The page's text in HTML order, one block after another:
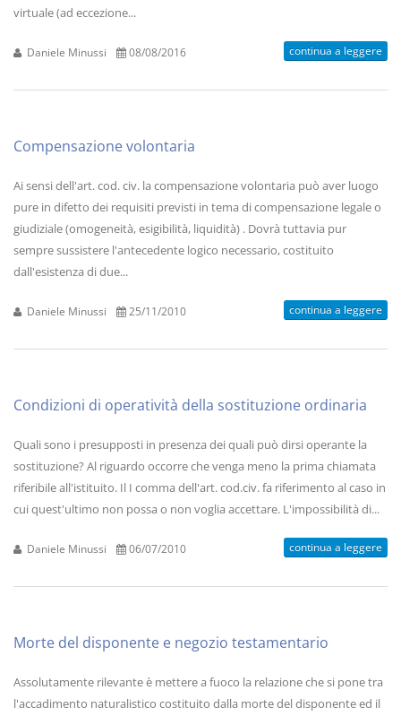
virtuale (ad eccezione...
Daniele Minussi 08/08/2016 continua a leggere
Compensazione volontaria
Ai sensi dell'art. cod. civ. la compensazione volontaria può aver luogo
pure in difetto dei requisiti previsti in tema di compensazione legale o
giudiziale (omogeneità, esigibilità, liquidità) . Dovrà tuttavia pur
sempre sussistere l'antecedente logico necessario, costituito
dall'esistenza di due...
Daniele Minussi 25/11/2010 continua a leggere
Condizioni di operatività della sostituzione ordinaria
Quali sono i presupposti in presenza dei quali può dirsi operante la
sostituzione? Al riguardo occorre che venga meno la prima chiamata
riferibile all'istituito. Il I comma dell'art. cod.civ. fa riferimento al caso in
cui quest'ultimo non possa o non voglia accettare. L'impossibilità di...
Daniele Minussi 06/07/2010 continua a leggere
Morte del disponente e negozio testamentario
Assolutamente rilevante è mettere a fuoco la relazione che si pone tra
l'accadimento naturalistico costituito dalla morte del disponente ed il